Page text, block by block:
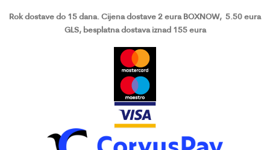
Rok dostave do 15 dana. Cijena dostave 2 eura BOXNOW, 5.50 eura
GLS, besplatna dostava iznad 155 eura